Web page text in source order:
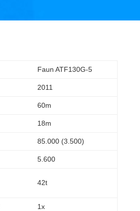
Faun ATF130G-5
2011
60m
18m
85.000 (3.500)
5.600
42t
1x